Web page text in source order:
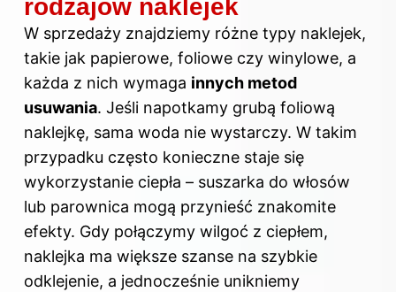
rodzajów naklejek
W sprzedaży znajdziemy różne typy naklejek,
takie jak papierowe, foliowe czy winylowe, a
każda z nich wymaga innych metod
usuwania. Jeśli napotkamy grubą foliową
naklejkę, sama woda nie wystarczy. W takim
przypadku często konieczne staje się
wykorzystanie ciepła – suszarka do włosów
lub parownica mogą przynieść znakomite
efekty. Gdy połączymy wilgoć z ciepłem,
naklejka ma większe szanse na szybkie
odklejenie, a jednocześnie unikniemy